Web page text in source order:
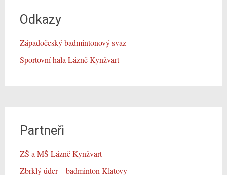
Odkazy
Západočeský badmintonový svaz
Sportovní hala Lázně Kynžvart
Partneři
ZŠ a MŠ Lázně Kynžvart
Zbrklý úder – badminton Klatovy